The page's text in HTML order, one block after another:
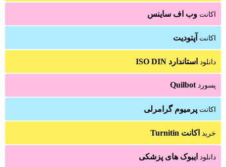
اکانت وب اف ساینس
اکانت آپتودیت
دانلود استاندارد ISO DIN
پسوردQuilbot
اکانت پرمیوم گرامرلی
خرید اکانت Turnitin
دانلود ایبوک های پزشکی